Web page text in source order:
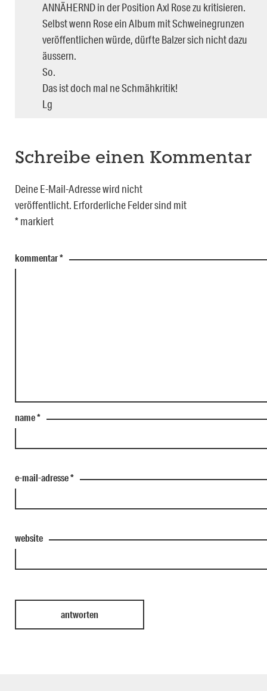
ANNÄHERND in der Position Axl Rose zu kritisieren.
Selbst wenn Rose ein Album mit Schweinegrunzen
veröffentlichen würde, dürfte Balzer sich nicht dazu
äussern.
So.
Das ist doch mal ne Schmähkritik!
Lg
Schreibe einen Kommentar
Deine E-Mail-Adresse wird nicht
veröffentlicht. Erforderliche Felder sind mit
*markiert
kommentar*
name*
e-mail-adresse*
website